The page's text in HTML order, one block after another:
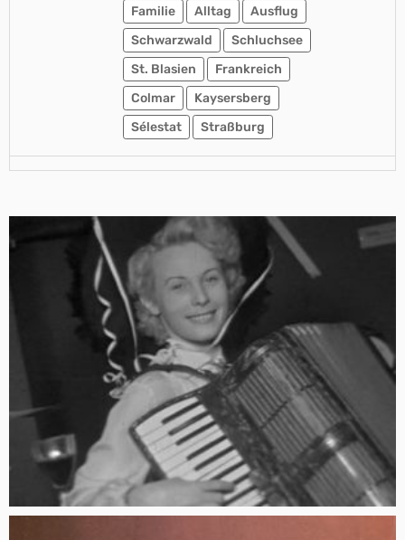
Familie Alltag
Ausflug
Schwarzwald
Schluchsee
St. Blasien
Frankreich
Colmar
Kaysersberg
Sélestat
Straßburg